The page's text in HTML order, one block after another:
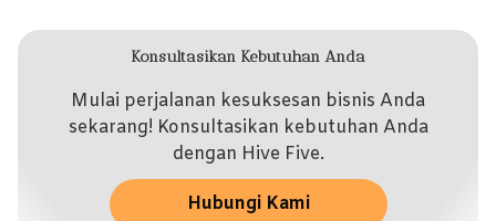
Konsultasikan Kebutuhan Anda
Mulai perjalanan kesuksesan bisnis Anda
sekarang! Konsultasikan kebutuhan Anda
dengan Hive Five.
Hubungi Kami